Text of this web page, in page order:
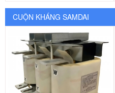
CUỘN KHÁNG SAMDAI